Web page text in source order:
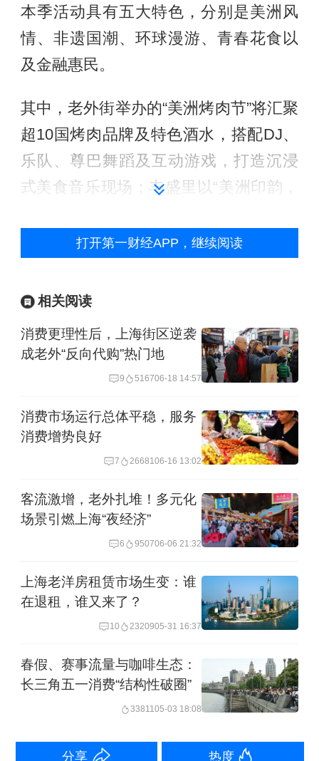
本季活动具有五大特色，分别是美洲风
情、非遗国潮、环球漫游、青春花食以
及金融惠民。
其中，老外街举办的“美洲烤肉节”将汇聚
超10国烤肉品牌及特色酒水，搭配DJ、
乐队、尊巴舞蹈及互动游戏，打造沉浸
式美食音乐现场；丰盛里以“美洲印韵，
多国西餐厅，推出美洲限定双人餐及地
吃肉节”集结64家多国风味、20家汉堡品
规模肉食狂欢节。
七宝古镇、南翔老街则将深耕非遗传统
美食，而新天地以国际时尚地标为舞
台，将大湾区非遗文化与现代市集体验
另外，夏都小镇以“都市慢呼吸”为主题，
集结法式可丽饼、意式Gelato、德式烤
街头戏剧，打造“放风大会”；EKA天物将
工业遗迹与自然美学融合，打造“美食万
并于5月20日举办“天物音乐节”，营造艺
术与烟火交融的夜消费场景。
大学路与鸿寿坊将以毕业季和花为主
打开第一财经APP，继续阅读
相关阅读
消费更理性后，上海街区逆袭
成老外“反向代购”热门地
9 516706-18 14:57
消费市场运行总体平稳，服务
消费增势良好
7 2668106-16 13:02
客流激增，老外扎堆！多元化
场景引燃上海“夜经济”
6 950706-06 21:32
上海老洋房租赁市场生变：谁
在退租，谁又来了？
10 2320905-31 16:37
春假、赛事流量与咖啡生态：
长三角五一消费“结构性破圈”
3381105-03 18:08
分享 热度